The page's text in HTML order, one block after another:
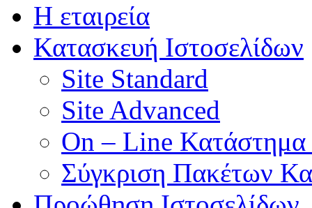
Η εταιρεία
Κατασκευή Ιστοσελίδων
Site Standard
Site Advanced
On – Line Κατάστημα
Σύγκριση Πακέτων